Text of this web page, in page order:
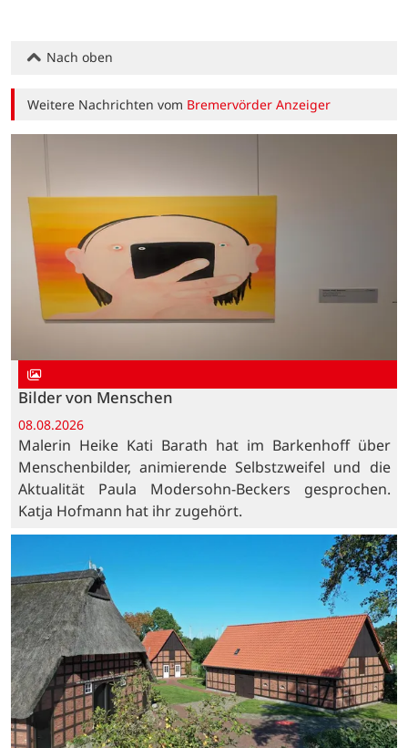
Nach oben
Weitere Nachrichten vom Bremervörder Anzeiger
Bilder von Menschen
08.08.2026
Malerin Heike Kati Barath hat im Barkenhoff über
Menschenbilder, animierende Selbstzweifel und die
Aktualität Paula Modersohn-Beckers gesprochen.
Katja Hofmann hat ihr zugehört.